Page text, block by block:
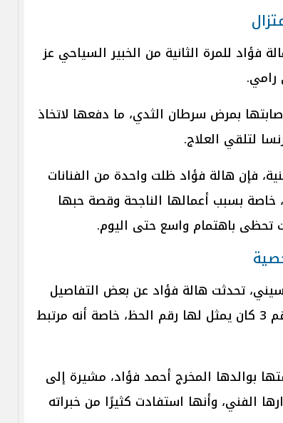
للمرة الثانية من الخبير السياحي عز
رامي.
بمرض سرطان الثدي، ما دفعها لاتخاذ
لتلقي العلاج.
فإن هالة فؤاد ظلت واحدة من الفنانات
خاصة بسبب أعمالها الناجحة وقصة حبها
تحظى باهتمام واسع حتى اليوم.
تحدثت هالة فؤاد عن بعض التفاصيل
الشخصية في حياتها، مؤكدة أن الرقم 3 كان يمثل لها رقم الحظ، خاصة أنه مرتبط
بوالدها المخرج أحمد فؤاد، مشيرة إلى
الفني، وأنها استفادت كثيرًا من خبراته